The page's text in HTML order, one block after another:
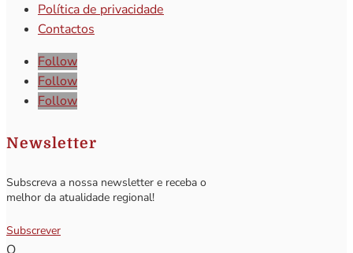
Política de privacidade
Contactos
Follow
Follow
Follow
Newsletter
Subscreva a nossa newsletter e receba o
melhor da atualidade regional!
Subscrever